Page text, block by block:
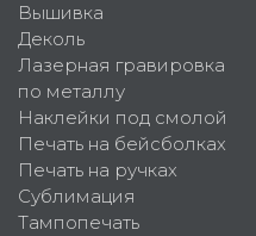
Вышивка
Деколь
Лазерная гравировка
по металлу
Наклейки под смолой
Печать на бейсболках
Печать на ручках
Сублимация
Тампопечать